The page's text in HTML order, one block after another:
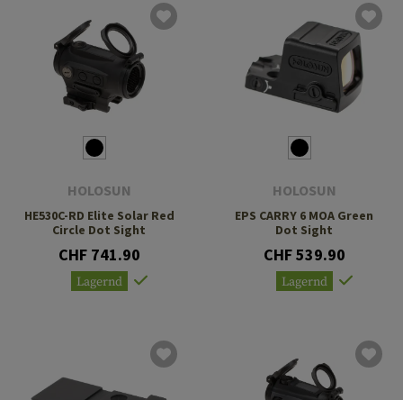
HOLOSUN
HE530C-RD Elite Solar Red
Circle Dot Sight
CHF 741.90
Lagernd
HOLOSUN
EPS CARRY 6 MOA Green
Dot Sight
CHF 539.90
Lagernd